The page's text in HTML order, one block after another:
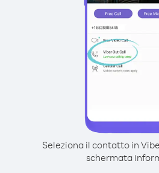
Seleziona il contatto in
schermata